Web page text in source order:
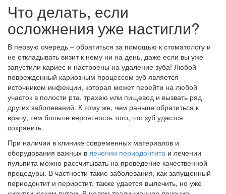
Что делать, если
осложнения уже настигли?
В первую очередь – обратиться за помощью к стоматологу и
не откладывать визит к нему ни на день, даже если вы уже
запустили кариес и настроены на удаление зуба! Любой
поврежденный кариозным процессом зуб является
источником инфекции, которая может перейти на любой
участок в полости рта, трахею или пищевод и вызвать ряд
других заболеваний. К тому же, чем раньше обратиться к
врачу, тем больше вероятность того, что зуб удастся
сохранить.
При наличии в клинике современных материалов и
оборудования важных в лечении периодонтита и лечении
пульпита можно рассчитывать на проведение качественной
процедуры. В частности такие заболевания, как запущенный
периодонтит и периостит, также удается вылечить, но уже